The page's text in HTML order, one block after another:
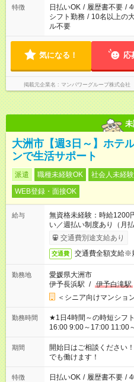
業はご案内が難しい場合
特徴 日払いOK / 履歴書不要 /
シフト勤務 / 10名以上の
ル不要
気になる！ 応
掲載元企業名 マンパワーグループ株式会
大洲市【週3日～】ホテ
ンで生活サポート
派遣 職種未経験OK 社会人未経
WEB登録・面接OK
給与
無資格未経験：時給
い／週払い制度あり（月
完了次第のお支払いとなり
交通費別途支給あり
交通費 交通費全額支給※
勤務地
愛媛県大洲市
伊予長浜駅 / 伊予白滝駅
＜シニア向けマンショ
勤務時間
★1日4時間～の時短シフトOK ★スタート時間選べます
16:00 9:00～17:00 11:00～
場合、他のお仕事と合わ
ん ※法令に基づき、週20
となります ※労働者派遣
短時間・短期間の就業は
期間
開始日はご相談くださ
でも働けます！
特徴 日払いOK / 履歴書不要 /